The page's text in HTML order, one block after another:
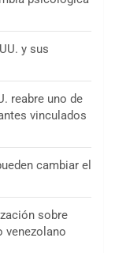
y sus
reabre uno de
vinculados
cambiar el
sobre
venezolano